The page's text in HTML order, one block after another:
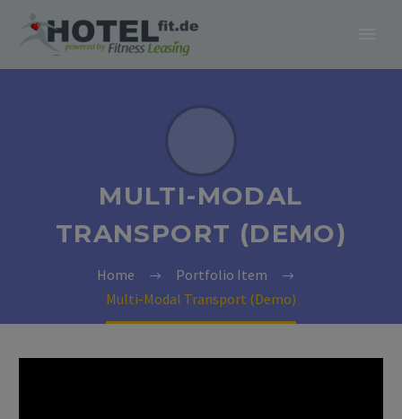
MULTI-MODAL
TRANSPORT (DEMO)
Home
Portfolio Item
Multi-Modal Transport (Demo)